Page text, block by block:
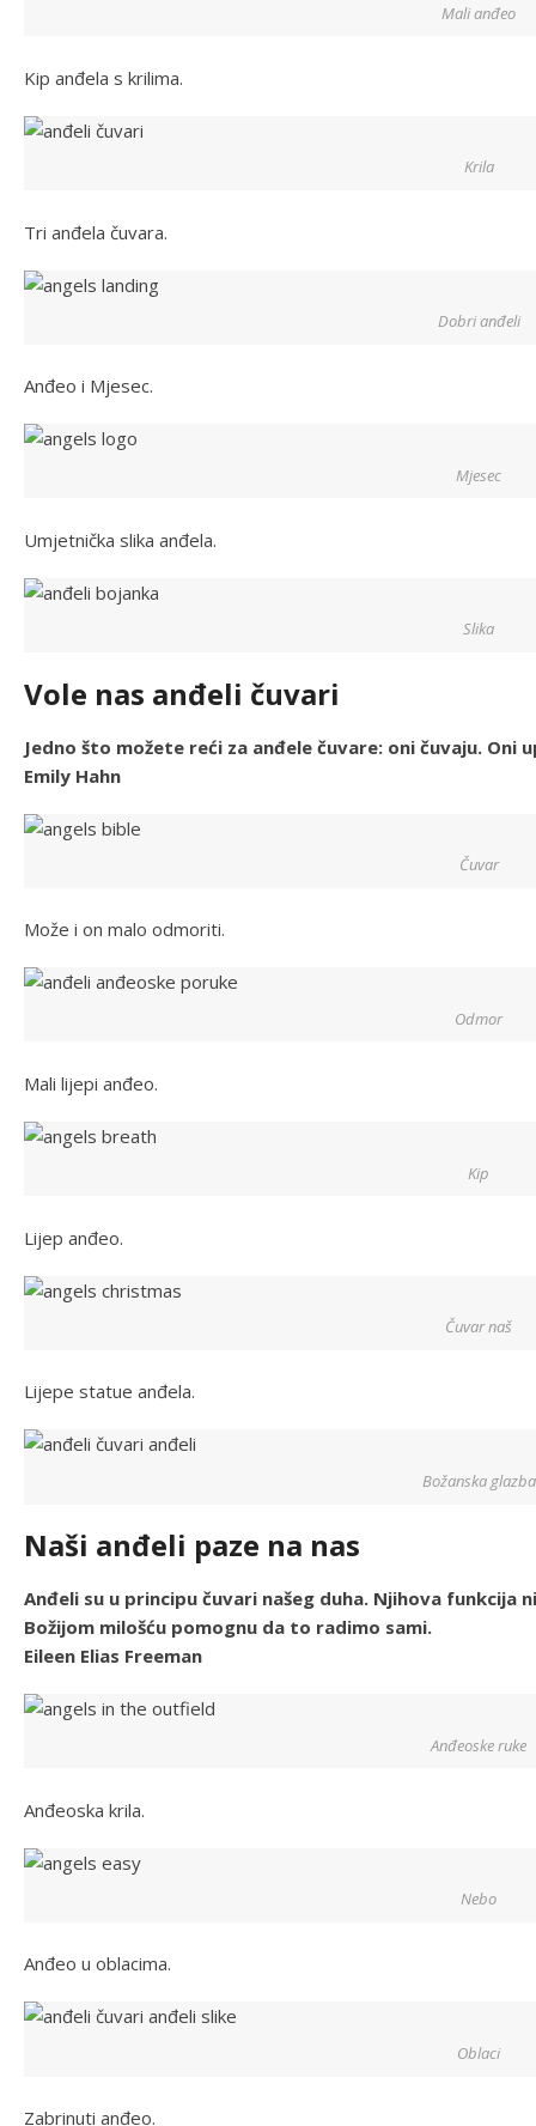
Mali anđeo
Kip anđela s krilima.
Krila
Tri anđela čuvara.
Dobri anđeli
Anđeo i Mjesec.
Mjesec
Umjetnička slika anđela.
Slika
Vole nas anđeli čuvari
Jedno što možete reći za anđele čuvare: oni čuvaju. Oni
Emily Hahn
Čuvar
Može i on malo odmoriti.
Odmor
Mali lijepi anđeo.
Kip
Lijep anđeo.
Čuvar naš
Lijepe statue anđela.
Božanska glazba
Naši anđeli paze na nas
Anđeli su u principu čuvari našeg duha. Njihova funkcija
Božijom milošću pomognu da to radimo sami.
Eileen Elias Freeman
Anđeoske ruke
Anđeoska krila.
Nebo
Anđeo u oblacima.
Oblaci
Zabrinuti anđeo.